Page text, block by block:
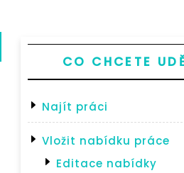
CO CHCETE
Najít práci
Vložit nabídku práce
Editace nabídky